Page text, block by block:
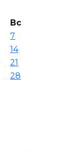
Вс
7
14
21
28